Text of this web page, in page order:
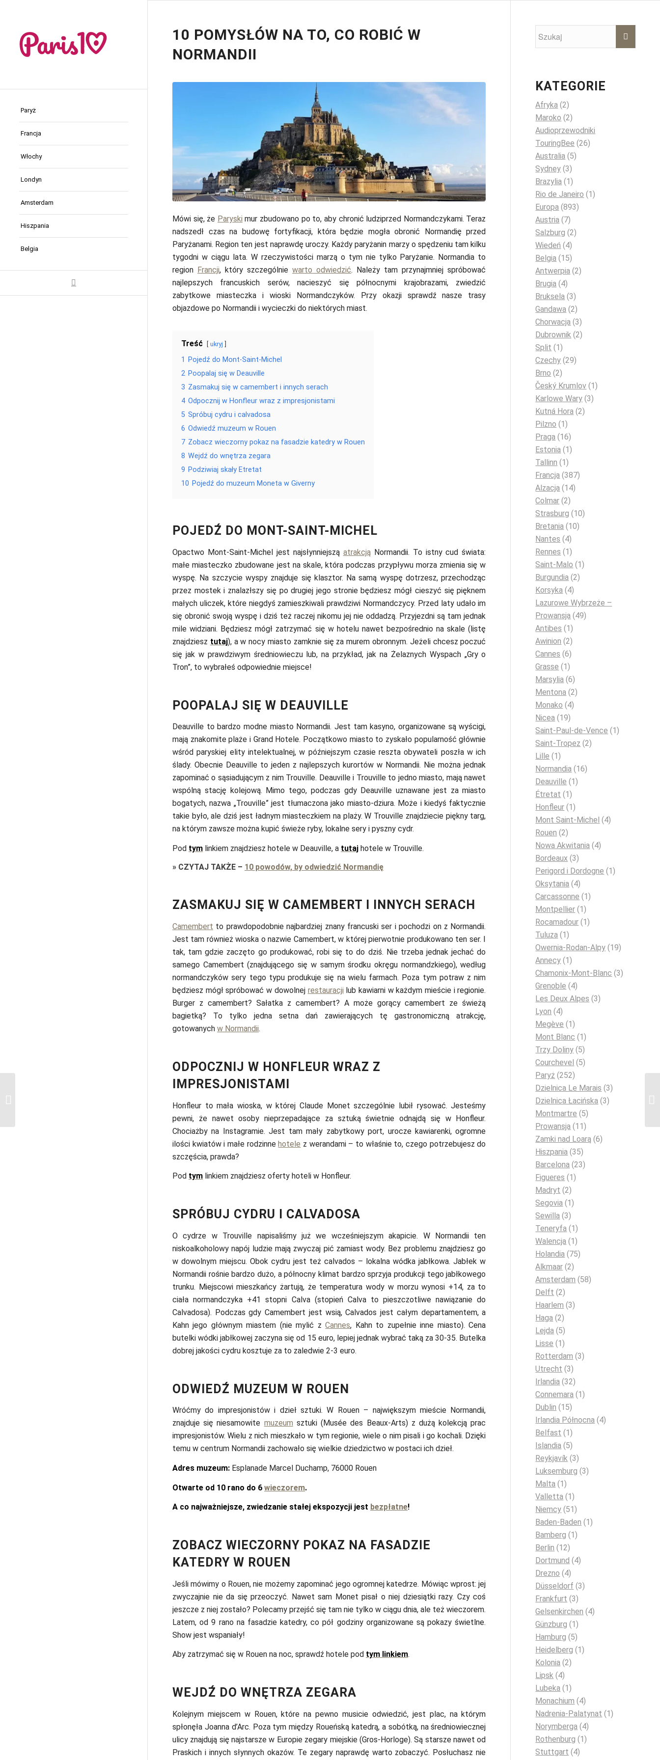
Paryż
Francja
Włochy
Londyn
Amsterdam
Hiszpania
Belgia
10 POMYSŁÓW NA TO, CO ROBIĆ W
NORMANDII
Mówi się, że Paryski mur zbudowano po to, aby chronić ludziprzed Normandczykami. Teraz
nadszedł czas na budowę fortyfikacji, która będzie mogła obronić Normandię przed
Paryżanami. Region ten jest naprawdę uroczy. Każdy paryżanin marzy o spędzeniu tam kilku
tygodni w ciągu lata. W rzeczywistości marzą o tym nie tylko Paryżanie. Normandia to
region Francji, który szczególniewarto odwiedzić. Należy tam przynajmniej spróbować
najlepszych francuskich serów, nacieszyć się północnymi krajobrazami, zwiedzić
zabytkowe miasteczka i wioski Normandczyków. Przy okazji sprawdź nasze trasy
objazdowe po Normandii i wycieczki do niektórych miast.
Treść ukryj
1
Pojedź do Mont-Saint-Michel
2 Poopalaj się w Deauville
3 Zasmakuj się w camembert i innych serach
4 Odpocznij w Honfleur wraz z impresjonistami
5 Spróbuj cydru i calvadosa
6 Odwiedź muzeum w Rouen
7 Zobacz wieczorny pokaz na fasadzie katedry w Rouen
8 Wejdź do wnętrza zegara
9 Podziwiaj skały Etretat
10 Pojedź do muzeum Moneta w Giverny
POJEDŹ DO MONT-SAINT-MICHEL
Opactwo Mont-Saint-Michel jest najsłynniejszą atrakcjąNormandii. To istny cud świata:
małe miasteczko zbudowane jest na skale, która podczas przypływu morza zmienia się w
wyspę. Na szczycie wyspy znajduje się klasztor. Na samą wyspę dotrzesz, przechodząc
przez mostek i znalazłszy się po drugiej jego stronie będziesz mógł cieszyć się pięknem
małych uliczek, które niegdyś zamieszkiwali prawdziwi Normandczycy. Przed laty udało im
się obronić swoją wyspę i dziś też raczej nikomu jej nie oddadzą. Przyjezdni są tam jednak
mile widziani. Będziesz mógł zatrzymać się w hotelu nawet bezpośrednio na skale (listę
znajdziesz tutaj), a w nocy miasto zamknie się za murem obronnym. Jeżeli chcesz poczuć
się jak w prawdziwym średniowieczu lub, na przykład, jak na Żelaznych Wyspach „Gry o
Tron”, to wybrałeś odpowiednie miejsce!
POOPALAJ SIĘ W DEAUVILLE
Deauville to bardzo modne miasto Normandii. Jest tam kasyno, organizowane są wyścigi,
mają znakomite plaże i Grand Hotele. Początkowo miasto to zyskało popularność głównie
wśród paryskiej elity intelektualnej, w późniejszym czasie reszta obywateli poszła w ich
ślady. Obecnie Deauville to jeden z najlepszych kurortów w Normandii. Nie można jednak
zapominać o sąsiadującym z nim Trouville. Deauville i Trouville to jedno miasto, mają nawet
wspólną stację kolejową. Mimo tego, podczas gdy Deauville uznawane jest za miasto
bogatych, nazwa „Trouville” jest tłumaczona jako miasto-dziura. Może i kiedyś faktycznie
takie było, ale dziś jest ładnym miasteczkiem na plaży. W Trouville znajdziecie piękny targ,
na którym zawsze można kupić świeże ryby, lokalne sery i pyszny cydr.
Pod tym linkiem znajdziesz hotele w Deauville, a tutaj hotele w Trouville.
» CZYTAJ TAKŻE – 10 powodów, by odwiedzić Normandię
ZASMAKUJ SIĘ W CAMEMBERT I INNYCH SERACH
Camembert to prawdopodobnie najbardziej znany francuski ser i pochodzi on z Normandii.
Jest tam również wioska o nazwie Camembert, w której pierwotnie produkowano ten ser. I
tak, tam gdzie zaczęto go produkować, robi się to do dziś. Nie trzeba jednak jechać do
samego Camembert (znajdującego się w samym środku okręgu normandzkiego), według
normandczyków sery tego typu produkuje się na wielu farmach. Poza tym potraw z nim
będziesz mógł spróbować w dowolnej restauracji lub kawiarni w każdym mieście i regionie.
Burger z camembert? Sałatka z camembert? A może gorący camembert ze świeżą
bagietką? To tylko jedna setna dań zawierających tę gastronomiczną atrakcję,
gotowanych w Normandii.
ODPOCZNIJ W HONFLEUR WRAZ Z
IMPRESJONISTAMI
Honfleur to mała wioska, w której Claude Monet szczególnie lubił rysować. Jesteśmy
pewni, że nawet osoby nieprzepadające za sztuką świetnie odnajdą się w Honfleur.
Chociażby na Instagramie. Jest tam mały zabytkowy port, urocze kawiarenki, ogromne
ilości kwiatów i małe rodzinnehotele z werandami – to właśnie to, czego potrzebujesz do
szczęścia, prawda?
Pod tym linkiem znajdziesz oferty hoteli w Honfleur.
SPRÓBUJ CYDRU I CALVADOSA
O cydrze w Trouville napisaliśmy już we wcześniejszym akapicie. W Normandii ten
niskoalkoholowy napój ludzie mają zwyczaj pić zamiast wody. Bez problemu znajdziesz go
w dowolnym miejscu. Obok cydru jest też calvados – lokalna wódka jabłkowa. Jabłek w
Normandii rośnie bardzo dużo, a północny klimat bardzo sprzyja produkcji tego jabłkowego
trunku. Miejscowi mieszkańcy żartują, że temperatura wody w morzu wynosi +14, za to
ciała normandczyka +41 stopni Calva (stopień Calva to pieszczotliwe nawiązanie do
Calvadosa). Podczas gdy Camembert jest wsią, Calvados jest całym departamentem, a
Kahn jego głównym miastem (nie mylić zCannes, Kahn to zupełnie inne miasto). Cena
butelki wódki jabłkowej zaczyna się od 15 euro, lepiej jednak wybrać taką za 30-35. Butelka
dobrej jakości cydru kosztuje za to zaledwie 2-3 euro.
ODWIEDŹ MUZEUM W ROUEN
Wróćmy do impresjonistów i dzieł sztuki. W Rouen – największym mieście Normandii,
znajduje się niesamowite muzeum sztuki (Musée des Beaux-Arts) z dużą kolekcją prac
impresjonistów. Wielu z nich mieszkało w tym regionie, wiele o nim pisali i go kochali. Dzięki
temu w centrum Normandii zachowało się wielkie dziedzictwo w postaci ich dzieł.
Adres muzeum: Esplanade Marcel Duchamp, 76000 Rouen
Otwarte od 10 rano do 6 wieczorem.
A co najważniejsze, zwiedzanie stałej ekspozycji jest bezpłatne!
ZOBACZ WIECZORNY POKAZ NA FASADZIE
KATEDRY W ROUEN
Jeśli mówimy o Rouen, nie możemy zapominać jego ogromnej katedrze. Mówiąc wprost: jej
zwyczajnie nie da się przeoczyć. Nawet sam Monet pisał o niej dziesiątki razy. Czy coś
jeszcze z niej zostało? Polecamy przejść się tam nie tylko w ciągu dnia, ale też wieczorem.
Latem, od 9 rano na fasadzie katedry, co pół godziny organizowane są pokazy świetlne.
Show jest wspaniały!
Aby zatrzymać się w Rouen na noc, sprawdź hotele pod tym linkiem.
WEJDŹ DO WNĘTRZA ZEGARA
Kolejnym miejscem w Rouen, które na pewno musicie odwiedzić, jest plac, na którym
spłonęła Joanna d’Arc. Poza tym między Roueńską katedrą, a sobótką, na średniowiecznej
ulicy znajdują się najstarsze w Europie zegary miejskie (Gros-Horloge). Są starsze nawet od
Praskich i innych słynnych okazów. Te zegary naprawdę warto zobaczyć. Posłuchasz nie
KATEGORIE
Afryka (2)
Maroko (2)
Audioprzewodniki
TouringBee (26)
Australia (5)
Sydney (3)
Brazylia (1)
Rio de Janeiro (1)
Europa (893)
Austria (7)
Salzburg (2)
Wiedeń (4)
Belgia (15)
Antwerpia (2)
Brugia (4)
Bruksela (3)
Gandawa (2)
Chorwacja (3)
Dubrownik (2)
Split (1)
Czechy (29)
Brno (2)
Český Krumlov (1)
Karlowe Wary (3)
Kutná Hora (2)
Pilzno (1)
Praga (16)
Estonia (1)
Tallinn (1)
Francja (387)
Alzacja (14)
Colmar (2)
Strasburg (10)
Bretania (10)
Nantes (4)
Rennes (1)
Saint-Malo (1)
Burgundia (2)
Korsyka (4)
Lazurowe Wybrzeże –
Prowansja (49)
Antibes (1)
Awinion (2)
Cannes (6)
Grasse (1)
Marsylia (6)
Mentona (2)
Monako (4)
Nicea (19)
Saint-Paul-de-Vence (1)
Saint-Tropez (2)
Lille (1)
Normandia (16)
Deauville (1)
Étretat (1)
Honfleur (1)
Mont Saint-Michel (4)
Rouen (2)
Nowa Akwitania (4)
Bordeaux (3)
Perigord i Dordogne (1)
Oksytania (4)
Carcassonne (1)
Montpellier (1)
Rocamadour (1)
Tuluza (1)
Owernia-Rodan-Alpy (19)
Annecy (1)
Chamonix-Mont-Blanc (3)
Grenoble (4)
Les Deux Alpes (3)
Lyon (4)
Megève (1)
Mont Blanc (1)
Trzy Doliny (5)
Courchevel (5)
Paryż (252)
Dzielnica Le Marais (3)
Dzielnica Łacińska (3)
Montmartre (5)
Prowansja (11)
Zamki nad Loarą (6)
Hiszpania (35)
Barcelona (23)
Figueres (1)
Madryt (2)
Segovia (1)
Sewilla (3)
Teneryfa (1)
Walencja (1)
Holandia (75)
Alkmaar (2)
Amsterdam (58)
Delft (2)
Haarlem (3)
Haga (2)
Lejda (5)
Lisse (1)
Rotterdam (3)
Utrecht (3)
Irlandia (32)
Connemara (1)
Dublin (15)
Irlandia Północna (4)
Belfast (1)
Islandia (5)
Reykjavík (3)
Luksemburg (3)
Malta (1)
Valletta (1)
Niemcy (51)
Baden-Baden (1)
Bamberg (1)
Berlin (12)
Dortmund (4)
Drezno (4)
Düsseldorf (3)
Frankfurt (3)
Gelsenkirchen (4)
Günzburg (1)
Hamburg (5)
Heidelberg (1)
Kolonia (2)
Lipsk (4)
Lubeka (1)
Monachium (4)
Nadrenia-Palatynat (1)
Norymberga (4)
Rothenburg (1)
Stuttgart (4)